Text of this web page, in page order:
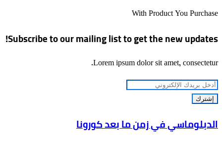
With Product You Purchase
Subscribe to our mailing list to get the new updates!
Lorem ipsum dolor sit amet, consectetur.
أدخل
بريدك
الدبلوماسي
الدبلوماسي في زمن ما بعد كورونا